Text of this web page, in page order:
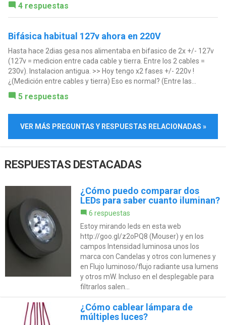
4 respuestas
Bifásica habitual 127v ahora en 220V
Hasta hace 2dias gesa nos alimentaba en bifasico de 2x +/- 127v
(127v = medicion entre cada cable y tierra. Entre los 2 cables =
230v). Instalacion antigua. >> Hoy tengo x2 fases +/- 220v !
¿(Medición entre cables y tierra) Eso es normal? (Entre las...
5 respuestas
VER MÁS PREGUNTAS Y RESPUESTAS RELACIONADAS »
RESPUESTAS DESTACADAS
¿Cómo puedo comparar dos
LEDs para saber cuanto iluminan?
6 respuestas
Estoy mirando leds en esta web
http://goo.gl/z2oPQ8 (Mouser) y en los
campos Intensidad luminosa unos los
marca con Candelas y otros con lumenes y
en Flujo luminoso/flujo radiante usa lumens
y otros mW. Incluso en el desplegable para
filtrarlos salen...
¿Cómo cablear lámpara de
múltiples luces?